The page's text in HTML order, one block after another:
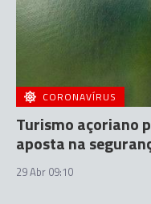
CORONAVÍRUS
Turismo açoriano
aposta na
29 Abr 09:10